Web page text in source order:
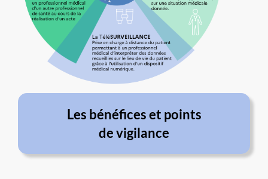
Les bénéfices et points
de vigilance